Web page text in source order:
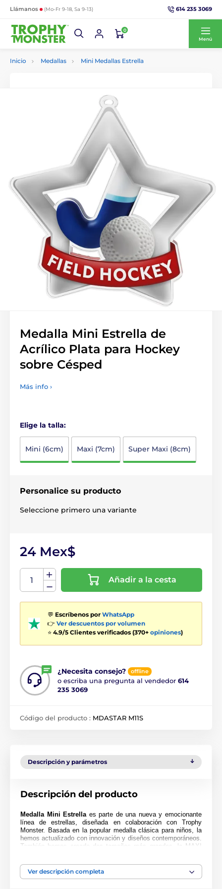
Llámanos (Mo-Fr 9-18, Sa 9-13) 614 235 3069
0
Menú
Inicio Medallas Mini Medallas Estrella
Medalla Mini Estrella de
Acrílico Plata para Hockey
sobre Césped
Más info ›
Elige la talla:
Mini (6cm) Maxi (7cm) Super Maxi (8cm)
Personalice su producto
Seleccione primero una variante
24 Mex$
Añadir a la cesta
💬 Escríbenos por WhatsApp
👉 Ver descuentos por volumen
⭐ 4.9/5 Clientes verificados (370+ opiniones)
¿Necesita consejo? offline
o escriba una pregunta al vendedor 614
235 3069
Código del producto : MDASTAR M11S
Descripción y parámetros
Descripción del producto
Medalla Mini Estrellaes parte de una nueva y emocionante
línea de estrellas, diseñada en colaboración con Trophy
Monster. Basada en la popular medalla clásica para niños, la
hemos actualizado con innovación y diseños contemporáneos.
También hemos creado dos tamaños más grandes, la MAXI
Cortada en una forma especial, esta medalla presenta una
impresión en color de alta calidad en el reverso del acrílico de
Ver descripción completa